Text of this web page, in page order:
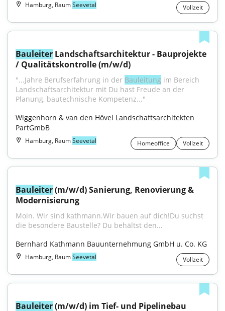
Hamburg, RaumSeevetal Vollzeit
Bauleiter Landschaftsarchitektur - Bauprojekte
/ Qualitätskontrolle (m/w/d)
"...Jahre Berufserfahrung in der Bauleitung im Bereich
Landschaftsarchitektur mit Du hast Freude an der
Planung, bautechnische Kompetenz..."
Wiggenhorn & van den Hövel Landschaftsarchitekten
PartGmbB
Hamburg, RaumSeevetal Homeoffice Vollzeit
Bauleiter (m/w/d) Sanierung, Renovierung &
Modernisierung
Moin. Wir sind kathmann.Wir bauen auf dich!Du suchst
die besondere Baustelle? Du behältst den...
Bernhard Kathmann Bauunternehmung GmbH u. Co. KG
Hamburg, RaumSeevetal Vollzeit
Bauleiter (m/w/d) im Tief- und Pipelinebau